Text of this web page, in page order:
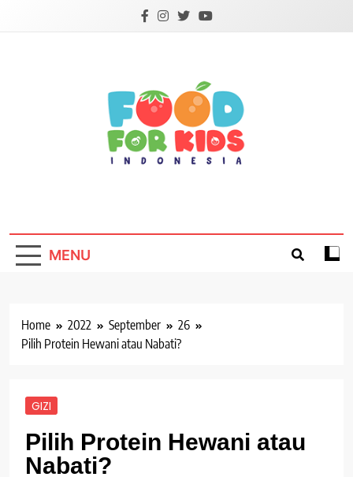
MENU
Home 2022 September
26
Pilih Protein Hewani atau Nabati?
GIZI
Pilih Protein Hewani atau
Nabati?